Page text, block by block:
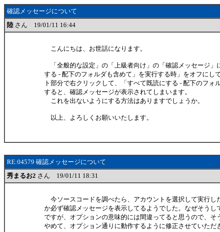
確認メッセージについて
陸 さん 19/01/11 16:44
こんにちは、お世話になります。
「全般的な設定」の「上級者向け」の「確認メッセージ」
する - 配下のフォルダも含めて」を実行する時」をオフにし
ト部分で右クリックして、「すべて既読にする - 配下のフォ
すると、確認メッセージが表示されてしまいます。
これを出ないようにする方法はありますでしょうか。
以上、よろしくお願いいたします。
RE:04579 確認メッセージについて
秀まるお2 さん 19/01/11 18:31
今ソースコードを調べたら、アカウントを選択して実行し
か必ず確認メッセージを表示してるようでした。なぜそうし
ですが、オプションの意味的には間違ってると思うので、そ
やめて、オプション通りに動作するように修正させていただ